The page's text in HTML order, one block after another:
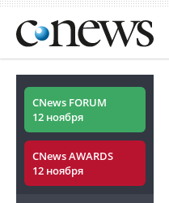
CNews FORUM
12 ноября
CNews AWARDS
12 ноября